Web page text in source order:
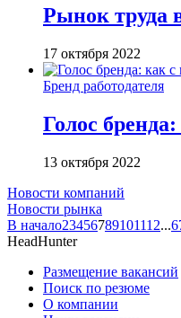
Рынок труда
17 октября 2022
Бренд работодателя
Голос
13 октября 2022
Новости компаний
Новости рынка
В начало23456789101112...
HeadHunter
Размещение вакансий
Поиск по резюме
О компании